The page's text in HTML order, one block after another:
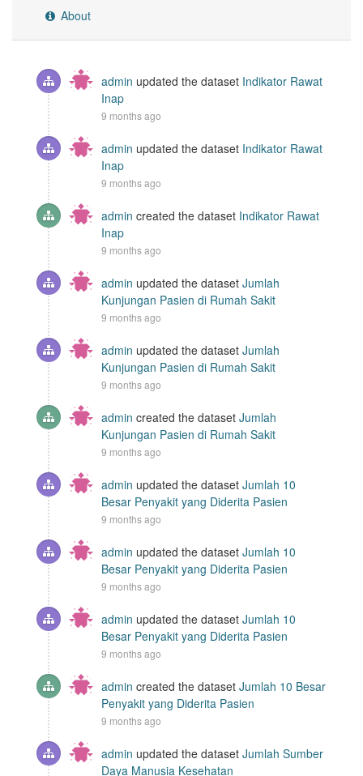
About
admin updated the dataset Indikator Rawat
Inap
9 months ago
admin updated the dataset Indikator Rawat
Inap
9 months ago
admin created the dataset Indikator Rawat
Inap
9 months ago
admin updated the dataset Jumlah
Kunjungan Pasien di Rumah Sakit
9 months ago
admin updated the dataset Jumlah
Kunjungan Pasien di Rumah Sakit
9 months ago
admin created the dataset Jumlah
Kunjungan Pasien di Rumah Sakit
9 months ago
admin updated the dataset Jumlah 10
Besar Penyakit yang Diderita Pasien
9 months ago
admin updated the dataset Jumlah 10
Besar Penyakit yang Diderita Pasien
9 months ago
admin updated the dataset Jumlah 10
Besar Penyakit yang Diderita Pasien
9 months ago
admin created the dataset Jumlah 10 Besar
Penyakit yang Diderita Pasien
9 months ago
admin updated the dataset Jumlah Sumber
Daya Manusia Kesehatan